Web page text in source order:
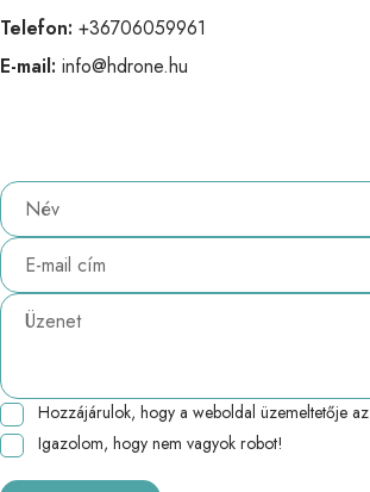
Telefon: +36706059961
E-mail: info@hdrone.hu
Hozzájárulok, hogy a weboldal üzemeltetője az
Igazolom, hogy nem vagyok robot!